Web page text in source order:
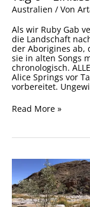
Australien / Von
Als wir Ruby Gab
die Landschaft
der Aborigines ab,
sie in alten Songs
chronologisch.
Alice Springs vor
vorbereitet.
Read More »
Tag
5
–
Ruby
Gap